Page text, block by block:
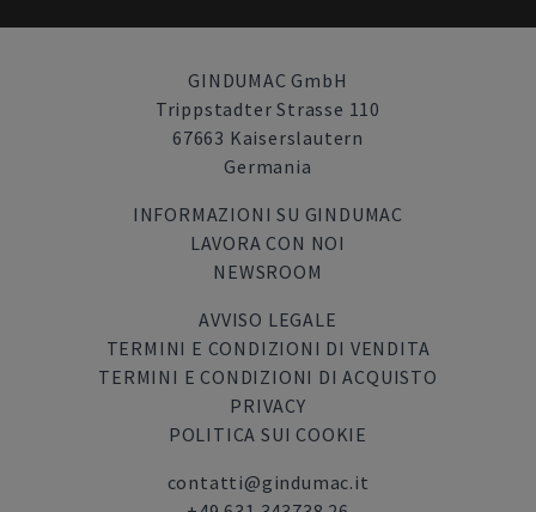
GINDUMAC GmbH
Trippstadter Strasse 110
67663 Kaiserslautern
Germania
INFORMAZIONI SU GINDUMAC
LAVORA CON NOI
NEWSROOM
AVVISO LEGALE
TERMINI E CONDIZIONI DI VENDITA
TERMINI E CONDIZIONI DI ACQUISTO
PRIVACY
POLITICA SUI COOKIE
contatti@gindumac.it